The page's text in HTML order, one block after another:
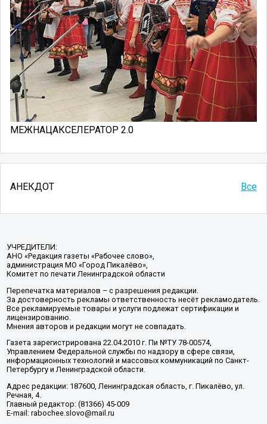
МЕЖНАЦАКСЕЛЕРАТОР 2.0
АНЕКДОТ Все
УЧРЕДИТЕЛИ:
АНО «Редакция газеты «Рабочее слово»,
администрация МО «Город Пикалёво»,
Комитет по печати Ленинградской области
Перепечатка материалов – с разрешения редакции.
За достоверность рекламы ответственность несёт рекламодатель.
Все рекламируемые товары и услуги подлежат сертификации и
лицензированию.
Мнения авторов и редакции могут не совпадать.
Газета зарегистрирована 22.04.2010 г. Пи №ТУ 78-00574,
Управлением Федеральной службы по надзору в сфере связи,
информационных технологий и массовых коммуникаций по Санкт-
Петербургу и Ленинградской области.
Адрес редакции: 187600, Ленинградская область, г. Пикалёво, ул.
Речная, 4.
Главный редактор: (81366) 45-009
E-mail: rabochee.slovo@mail.ru